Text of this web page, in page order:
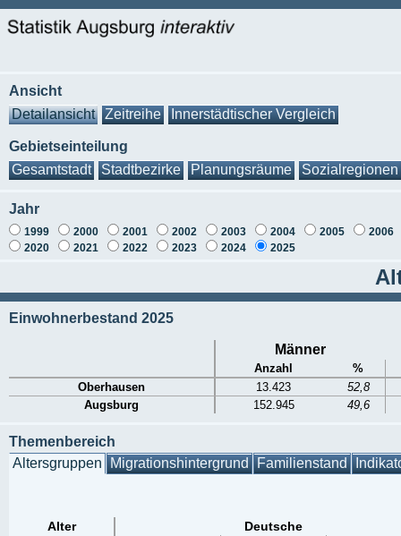
Ansicht
Detailansicht
Zeitreihe Innerstädtischer Vergleich
Gebietseinteilung
Gesamtstadt
Stadtbezirke Planungsräume Sozialregionen
Jahr
1999 2000 2001 2002 2003 2004 2005
2006
2020
2021 2022 2023 2024 2025
Einwohnerbestand 2025
Männer
Anzahl
%
Oberhausen
13.423
52,8
Augsburg
152.945 49,6
Themenbereich
Altersgruppen Migrationshintergrund Familienstand
Alter Deutsche